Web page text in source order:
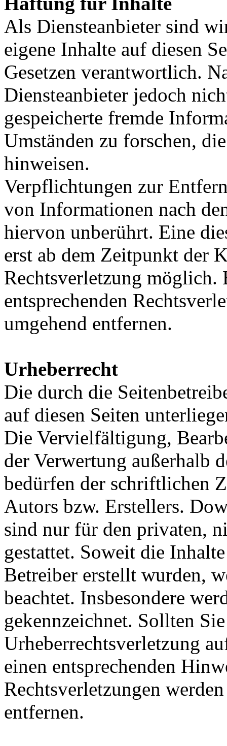
Als Diensteanbieter sind
eigene Inhalte auf diesen
Gesetzen verantwortlich.
Diensteanbieter jedoch
gespeicherte fremde
Umständen zu forschen,
hinweisen.
Verpflichtungen zur
von Informationen nach
hiervon unberührt. Eine
erst ab dem Zeitpunkt der
Rechtsverletzung möglich.
entsprechenden
umgehend entfernen.
Urheberrecht
Die durch die
auf diesen Seiten
Die Vervielfältigung,
der Verwertung außerhalb
bedürfen der schriftlichen
Autors bzw. Erstellers.
sind nur für den privaten,
gestattet. Soweit die
Betreiber erstellt wurden,
beachtet. Insbesondere
gekennzeichnet. Sollten
Urheberrechtsverletzung
einen entsprechenden
Rechtsverletzungen
entfernen.